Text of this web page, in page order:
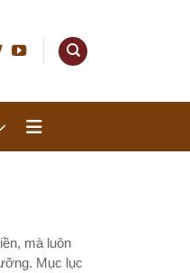
mà luôn
Mục lục